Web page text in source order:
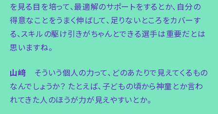
を見る目を培って、最適解のサポートをするとか、自分の
得意なことをうまく伸ばして、足りないところをカバーす
る、スキルの駆け引きがちゃんとできる選手は重要だとは
思いますね。
山﨑 そういう個人の力って、どのあたりで見えてくるもの
なんでしょうか？ たとえば、子どもの頃から神童とか言わ
れてきた人のほうが力が見えやすいとか。